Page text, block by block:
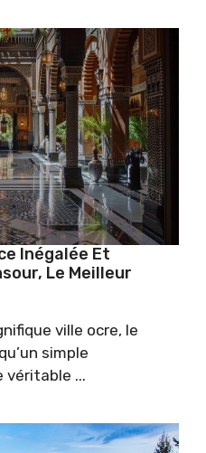
Inégalée Et
Le Meilleur
ville ocre, le
simple
véritable ...